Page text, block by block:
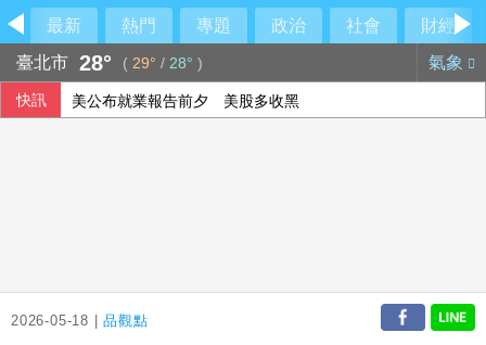
最新 熱門 專題 政治 社會
財經
臺北市 28° ( 29° / 28° ) 氣象
快訊 美公布就業報告前夕 美股多收黑
2026-05-18 |品觀點